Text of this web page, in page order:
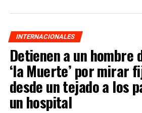
INTERNACIONALES
Detienen a un hombre
‘la Muerte’ por mirar
desde un tejado a los
un hospital